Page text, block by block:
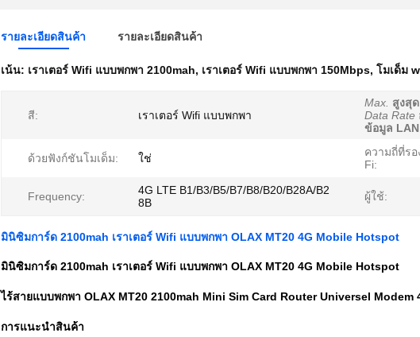
รายละเอียดสินค้า รายละเอียดสินค้า
เน้น: เราเตอร์ Wifi แบบพกพา 2100mah, เราเตอร์ Wifi แบบพกพา 150Mbps, โมเด็ม
สี: เราเตอร์ Wifi แบบพกพา
Max. สูงสุด
Data Rate
ข้อมูล LAN
ด้วยฟังก์ชันโมเด็ม: ใช่
ความถี่ที่รอ
Fi:
Frequency:
4G LTE B1/B3/B5/B7/B8/B20/B28A/B2
8B
ผู้ใช้:
มินิซิมการ์ด 2100mah เราเตอร์ Wifi แบบพกพา OLAX MT20 4G Mobile Hotspot
มินิซิมการ์ด 2100mah เราเตอร์ Wifi แบบพกพา OLAX MT20 4G Mobile Hotspot
ไร้สายแบบพกพา OLAX MT20 2100mah Mini Sim Card Router Universel
การแนะนำสินค้า